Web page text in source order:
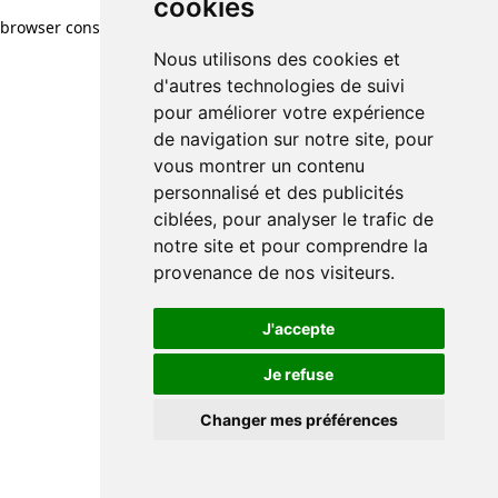
cookies
Nous utilisons des cookies et
d'autres technologies de suivi
pour améliorer votre expérience
de navigation sur notre site, pour
vous montrer un contenu
personnalisé et des publicités
ciblées, pour analyser le trafic de
notre site et pour comprendre la
provenance de nos visiteurs.
J'accepte
Je refuse
Changer mes préférences
browser console for more information)